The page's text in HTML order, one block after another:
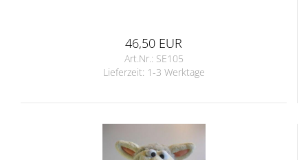
46,50 EUR
Art.Nr.: SE105
Lieferzeit: 1-3 Werktage